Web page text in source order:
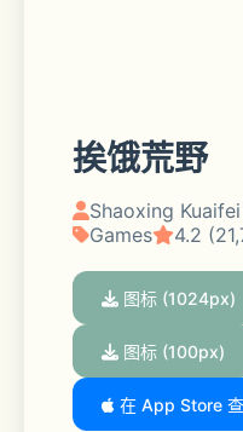
挨饿荒野
Shaoxing
Games
4.2
图标 (1024px)
图标 (100px)
在 App Store